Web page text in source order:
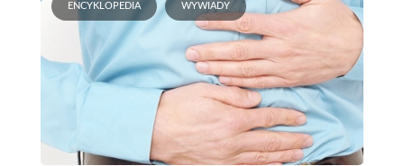
ENCYKLOPEDIA WYWIADY